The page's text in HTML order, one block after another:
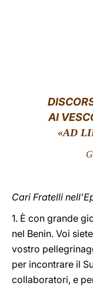
AI
«AD
Cari Fratelli
1. È con grande
nel Benin. Voi
vostro
per incontrare il
collaboratori, e